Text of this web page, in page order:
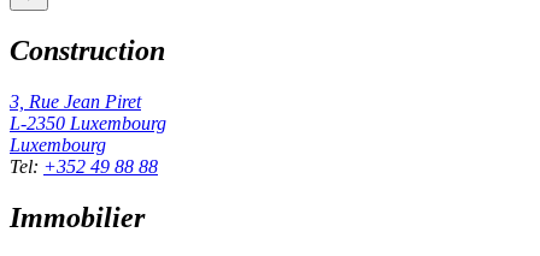
Construction
3, Rue Jean Piret
L-2350 Luxembourg
Luxembourg
Tel: +352 49 88 88
Immobilier